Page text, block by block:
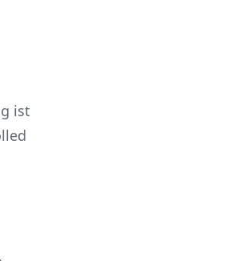
ist